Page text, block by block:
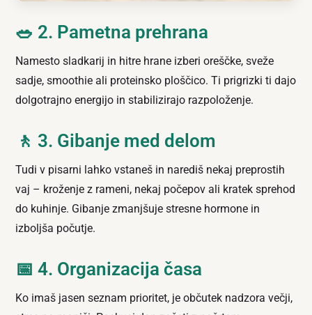
🥗 2. Pametna prehrana
Namesto sladkarij in hitre hrane izberi oreščke, sveže
sadje, smoothie ali proteinsko ploščico. Ti prigrizki ti dajo
dolgotrajno energijo in stabilizirajo razpoloženje.
🚶 3. Gibanje med delom
Tudi v pisarni lahko vstaneš in narediš nekaj preprostih
vaj – kroženje z rameni, nekaj počepov ali kratek sprehod
do kuhinje. Gibanje zmanjšuje stresne hormone in
izboljša počutje.
📅 4. Organizacija časa
Ko imaš jasen seznam prioritet, je občutek nadzora večji,